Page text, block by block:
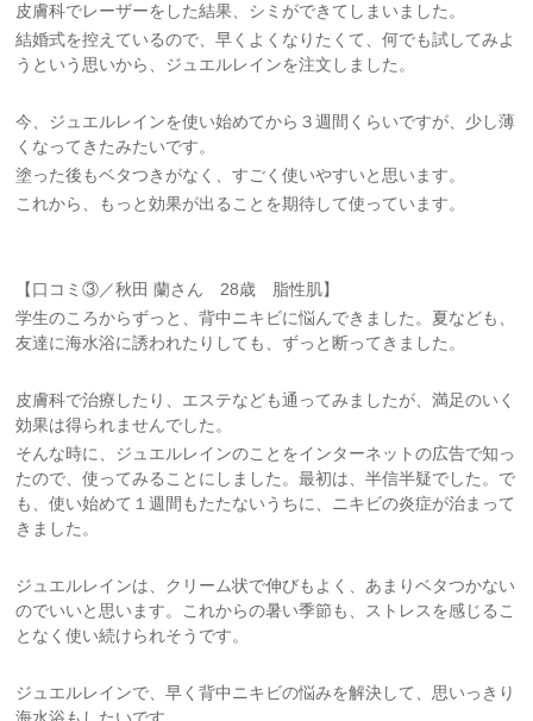
皮膚科でレーザーをした結果、シミができてしまいました。
結婚式を控えているので、早くよくなりたくて、何でも試してみよ
うという思いから、ジュエルレインを注文しました。
今、ジュエルレインを使い始めてから３週間くらいですが、少し薄
くなってきたみたいです。
塗った後もベタつきがなく、すごく使いやすいと思います。
これから、もっと効果が出ることを期待して使っています。
【口コミ③／秋田 蘭さん 28歳 脂性肌】
学生のころからずっと、背中ニキビに悩んできました。夏なども、
友達に海水浴に誘われたりしても、ずっと断ってきました。
皮膚科で治療したり、エステなども通ってみましたが、満足のいく
効果は得られませんでした。
そんな時に、ジュエルレインのことをインターネットの広告で知っ
たので、使ってみることにしました。最初は、半信半疑でした。で
も、使い始めて１週間もたたないうちに、ニキビの炎症が治まって
きました。
ジュエルレインは、クリーム状で伸びもよく、あまりベタつかない
のでいいと思います。これからの暑い季節も、ストレスを感じるこ
となく使い続けられそうです。
ジュエルレインで、早く背中ニキビの悩みを解決して、思いっきり